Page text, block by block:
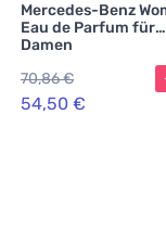
Mercedes-Benz
Eau de Parfum für
Damen
70,86 €
54,50 €